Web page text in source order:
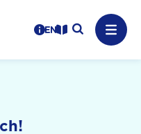
Claim: Medien,
Benutzerhinweise
informations in
Leichte Sprache
Suche